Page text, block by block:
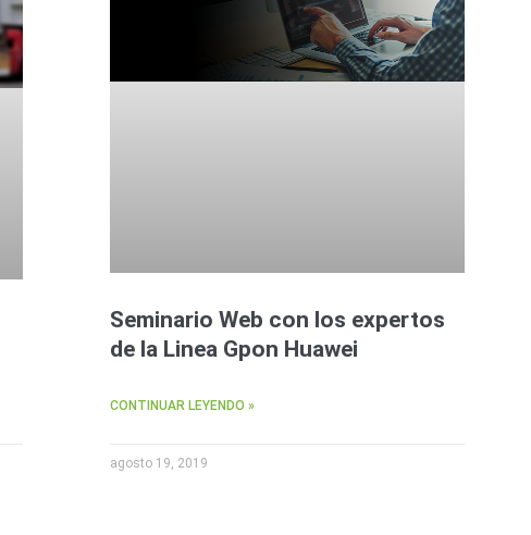
Seminario Web con los expertos
de la Linea Gpon Huawei
CONTINUAR LEYENDO »
agosto 19, 2019